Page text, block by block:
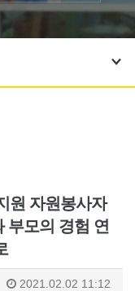
원 자원봉사자
부모의 경험 연
2021.02.02 11:12